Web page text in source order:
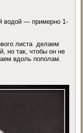
водой — примерно 1-
листа делаем
но так, чтобы он не
вдоль пополам.